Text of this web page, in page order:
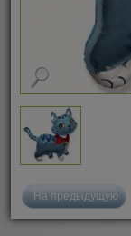
На предыдущую